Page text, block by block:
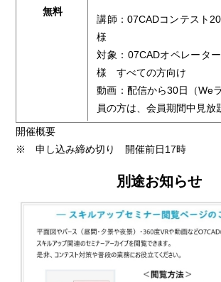
無料
講師：07CADコンテスト
様
対象：07CADオペレータ
様 すべての方向け
動画：配信から30日（We
員の方は、会員期間中見放
開催概要
※ 申し込み締め切り 開催前日17時
別途お知らせ